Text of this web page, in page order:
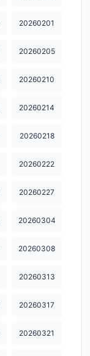
20260201
20260205
20260210
20260214
20260218
20260222
20260227
20260304
20260308
20260313
20260317
20260321